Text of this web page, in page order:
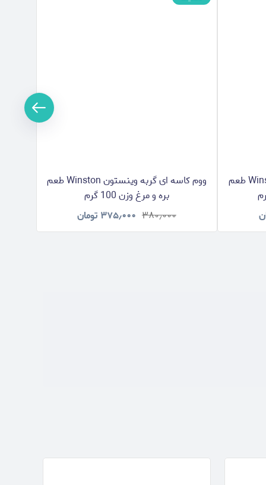
ووم کاسه ای گربه وینستون Winston طعم
ووم کاسه ای گربه وینستون Winston طعم
بره و مرغ وزن 100 گرم
۳۸۰٫۰۰۰ ۳۷۵٫۰۰۰ تومان